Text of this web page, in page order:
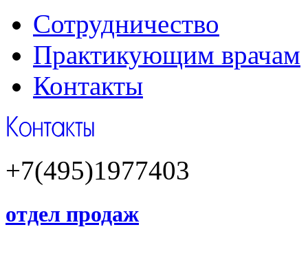
Сотрудничество
Практикующим врачам
Контакты
+7(495)1977403
отдел продаж